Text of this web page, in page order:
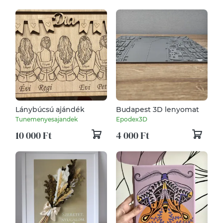
sasszobor turulszobor
címerfaragás turul
sasszobor turulszobor
címerfaragás turul
Lánybúcsú ajándék
Tunemenyesajandek
10 000 Ft
Budapest 3D lenyomat
Epodex3D
4 000 Ft